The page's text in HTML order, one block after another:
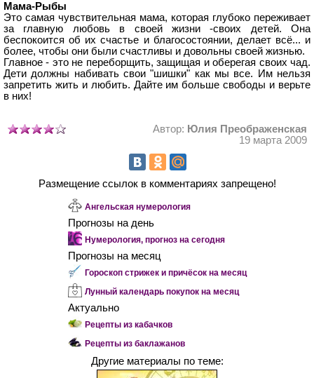
Мама-Рыбы
Это самая чувствительная мама, которая глубоко переживает
за главную любовь в своей жизни -своих детей. Она
беспокоится об их счастье и благосостоянии, делает всё... и
более, чтобы они были счастливы и довольны своей жизнью.
Главное - это не переборщить, защищая и оберегая своих чад.
Дети должны набивать свои "шишки" как мы все. Им нельзя
запретить жить и любить. Дайте им больше свободы и верьте
в них!
Автор: Юлия Преображенская
19 марта 2009
Размещение ссылок в комментариях запрещено!
Ангельская нумерология
Прогнозы на день
Нумерология, прогноз на сегодня
Прогнозы на месяц
Гороскоп стрижек и причёсок на месяц
Лунный календарь покупок на месяц
Актуально
Рецепты из кабачков
Рецепты из баклажанов
Другие материалы по теме: